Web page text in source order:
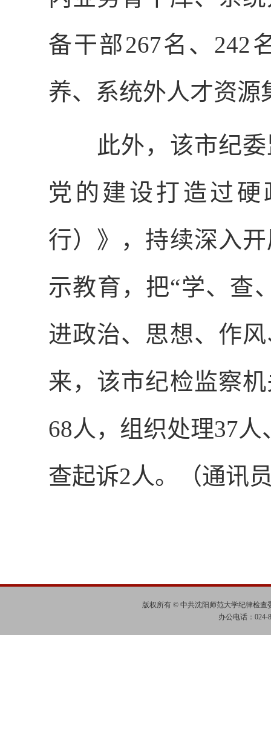
备干部267名、 242
养、系统外人才资源
此外，该市纪委
党的建设打造过
行）》，持续深入
示教育，把“学、查
进政治、思想、作
来，该市纪检监察
68人，组织处理37人
查起诉2人。（通讯
版权所有 © 中共沈阳师范大学纪律检
办公电话：024-